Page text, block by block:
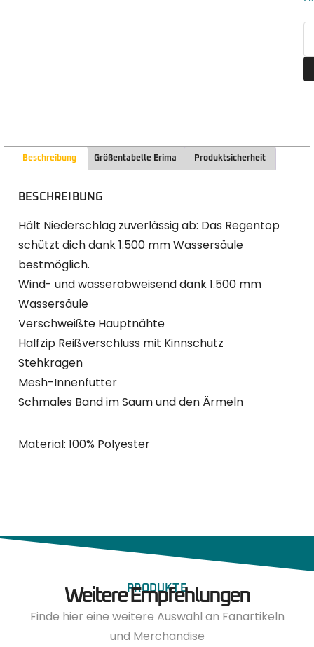
Beschreibung Größentabelle Erima Produktsicherheit
BESCHREIBUNG
Hält Niederschlag zuverlässig ab: Das Regentop
schützt dich dank 1.500 mm Wassersäule
bestmöglich.
Wind- und wasserabweisend dank 1.500 mm
Wassersäule
Verschweißte Hauptnähte
Halfzip Reißverschluss mit Kinnschutz
Stehkragen
Mesh-Innenfutter
Schmales Band im Saum und den Ärmeln
Material: 100% Polyester
PRODUKTE
Weitere Empfehlungen
Finde hier eine weitere Auswahl an Fanartikeln
und Merchandise